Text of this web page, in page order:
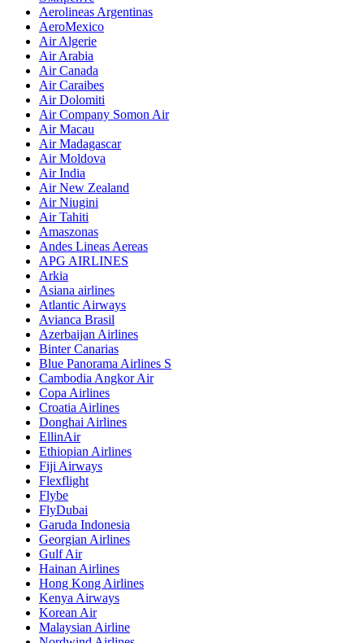
Aerolineas Argentinas
AeroMexico
Air Algerie
Air Arabia
Air Canada
Air Caraibes
Air Dolomiti
Air Company Somon Air
Air Macau
Air Madagascar
Air Moldova
Air India
Air New Zealand
Air Niugini
Air Tahiti
Amaszonas
Andes Lineas Aereas
APG AIRLINES
Arkia
Asiana airlines
Atlantic Airways
Avianca Brasil
Azerbaijan Airlines
Binter Canarias
Blue Panorama Airlines S
Cambodia Angkor Air
Copa Airlines
Croatia Airlines
Donghai Airlines
EllinAir
Ethiopian Airlines
Fiji Airways
Flexflight
Flybe
FlyDubai
Garuda Indonesia
Georgian Airlines
Gulf Air
Hainan Airlines
Hong Kong Airlines
Kenya Airways
Korean Air
Malaysian Airline